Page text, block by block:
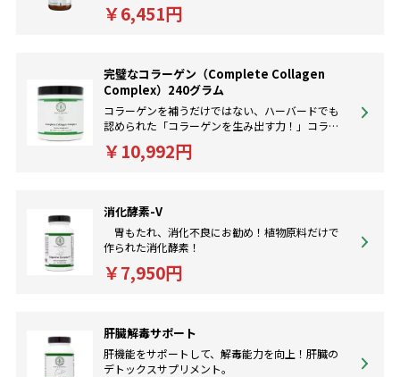
￥6,451円
完璧なコラーゲン（Complete Collagen
Complex）240グラム
コラーゲンを補うだけではない、ハーバードでも
認められた「コラーゲンを生み出す力！」コラー
ゲン独自の匂いがないから飲みやすい。
￥10,992円
消化酵素-V
胃もたれ、消化不良にお勧め！植物原料だけで
作られた消化酵素！
￥7,950円
肝臓解毒サポート
肝機能をサポートして、解毒能力を向上！肝臓の
デトックスサプリメント。